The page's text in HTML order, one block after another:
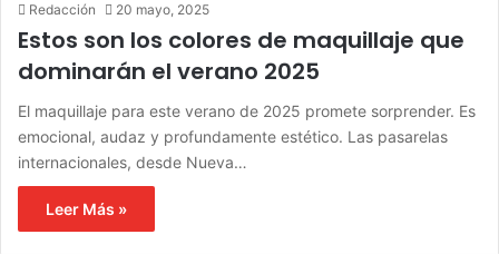
Redacción 20 mayo, 2025
Estos son los colores de maquillaje que
dominarán el verano 2025
El maquillaje para este verano de 2025 promete sorprender. Es
emocional, audaz y profundamente estético. Las pasarelas
internacionales, desde Nueva…
Leer Más »